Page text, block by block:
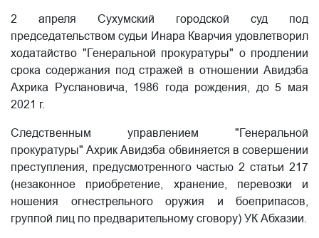
2 апреля Сухумский городской суд под
председательством судьи Инара Кварчия удовлетворил
ходатайство "Генеральной прокуратуры" о продлении
срока содержания под стражей в отношении Авидзба
Ахрика Руслановича, 1986 года рождения, до 5 мая
2021 г.
Следственным управлением "Генеральной
прокуратуры" Ахрик Авидзба обвиняется в совершении
преступления, предусмотренного частью 2 статьи 217
(незаконное приобретение, хранение, перевозки и
ношения огнестрельного оружия и боеприпасов,
группой лиц по предварительному сговору) УК Абхазии.